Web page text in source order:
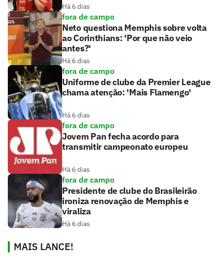
Há 6 dias
fora de campo
Neto questiona Memphis sobre volta
ao Corinthians: 'Por que não veio
antes?'
Há 6 dias
fora de campo
Uniforme de clube da Premier League
chama atenção: 'Mais Flamengo'
Há 6 dias
fora de campo
Jovem Pan fecha acordo para
transmitir campeonato europeu
Há 6 dias
fora de campo
Presidente de clube do Brasileirão
ironiza renovação de Memphis e
viraliza
Há 6 dias
MAIS LANCE!